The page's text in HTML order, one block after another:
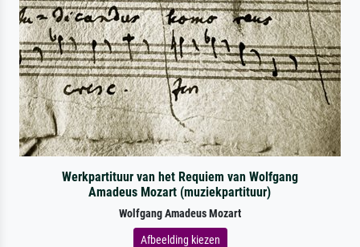
Werkpartituur van het Requiem van Wolfgang
Amadeus Mozart (muziekpartituur)
Wolfgang Amadeus Mozart
Afbeelding kiezen